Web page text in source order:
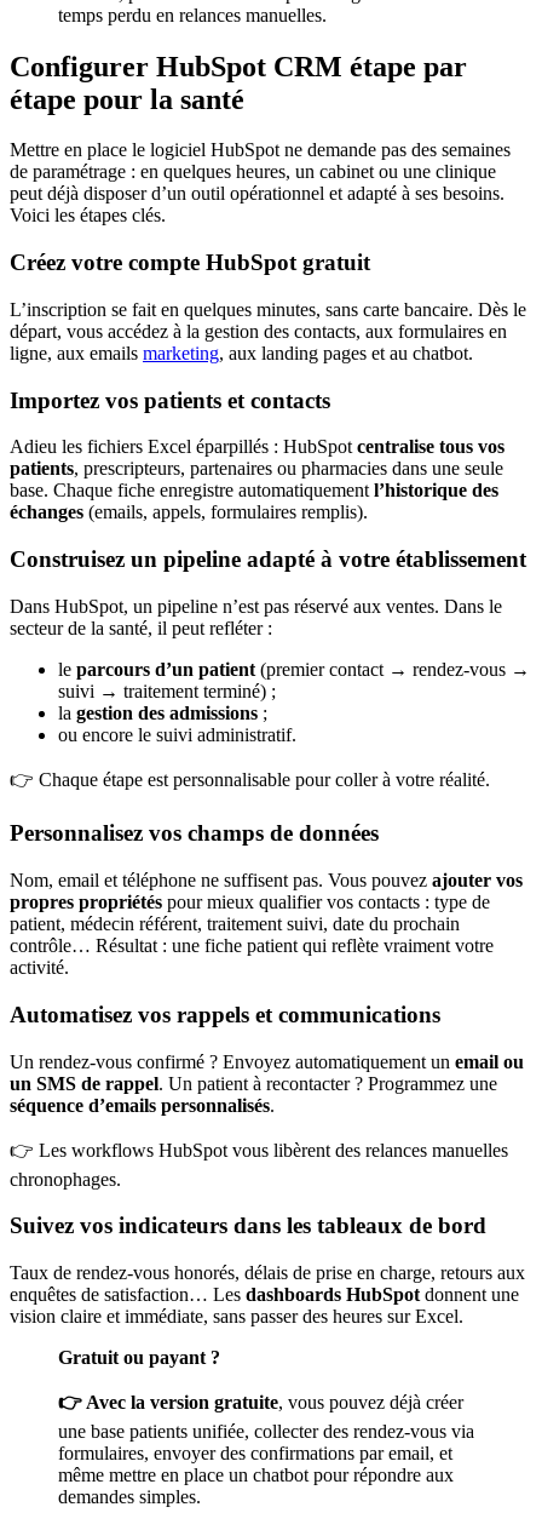
temps perdu en relances manuelles.
Configurer HubSpot CRM étape par
étape pour la santé
Mettre en place le logiciel HubSpot ne demande pas des semaines
de paramétrage : en quelques heures, un cabinet ou une clinique
peut déjà disposer d’un outil opérationnel et adapté à ses besoins.
Voici les étapes clés.
Créez votre compte HubSpot gratuit
L’inscription se fait en quelques minutes, sans carte bancaire. Dès le
départ, vous accédez à la gestion des contacts, aux formulaires en
ligne, aux emails marketing, aux landing pages et au chatbot.
Importez vos patients et contacts
Adieu les fichiers Excel éparpillés : HubSpot centralise tous vos
patients, prescripteurs, partenaires ou pharmacies dans une seule
base. Chaque fiche enregistre automatiquement l’historique des
échanges (emails, appels, formulaires remplis).
Construisez un pipeline adapté à votre établissement
Dans HubSpot, un pipeline n’est pas réservé aux ventes. Dans le
secteur de la santé, il peut refléter :
le parcours d’un patient (premier contact → rendez-vous →
suivi → traitement terminé) ;
la gestion des admissions ;
ou encore le suivi administratif.
👉 Chaque étape est personnalisable pour coller à votre réalité.
Personnalisez vos champs de données
Nom, email et téléphone ne suffisent pas. Vous pouvez ajouter vos
propres propriétés pour mieux qualifier vos contacts : type de
patient, médecin référent, traitement suivi, date du prochain
contrôle… Résultat : une fiche patient qui reflète vraiment votre
activité.
Automatisez vos rappels et communications
Un rendez-vous confirmé ? Envoyez automatiquement un email ou
un SMS de rappel. Un patient à recontacter ? Programmez une
séquence d’emails personnalisés.
👉 Les workflows HubSpot vous libèrent des relances manuelles
chronophages.
Suivez vos indicateurs dans les tableaux de bord
Taux de rendez-vous honorés, délais de prise en charge, retours aux
enquêtes de satisfaction… Les dashboards HubSpot donnent une
vision claire et immédiate, sans passer des heures sur Excel.
Gratuit ou payant ?
👉 Avec la version gratuite, vous pouvez déjà créer
une base patients unifiée, collecter des rendez-vous via
formulaires, envoyer des confirmations par email, et
même mettre en place un chatbot pour répondre aux
demandes simples.